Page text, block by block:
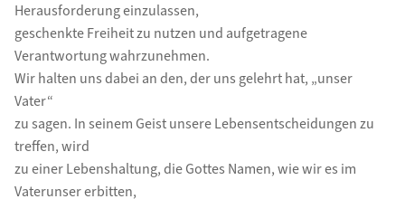
Herausforderung einzulassen,
geschenkte Freiheit zu nutzen und aufgetragene
Verantwortung wahrzunehmen.
Wir halten uns dabei an den, der uns gelehrt hat, „unser
Vater“
zu sagen. In seinem Geist unsere Lebensentscheidungen zu
treffen, wird
zu einer Lebenshaltung, die Gottes Namen, wie wir es im
Vaterunser erbitten,